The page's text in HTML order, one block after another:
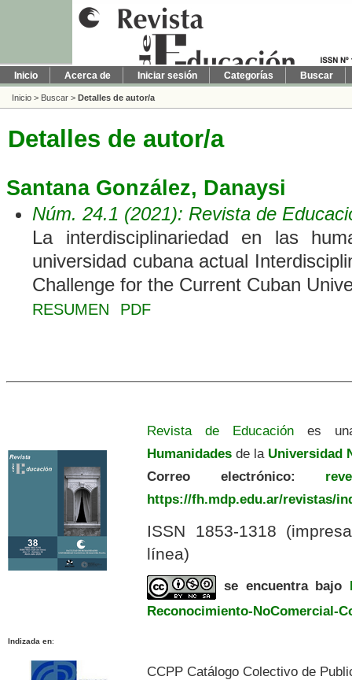
Inicio Acerca de Iniciar sesión Categorías Buscar
Inicio > Buscar > Detalles de autor/a
Detalles de autor/a
Santana González, Danaysi
Núm. 24.1 (2021): Revista de
La interdisciplinariedad en las
universidad cubana actual
Challenge for the Current Cuban
RESUMEN PDF
Revista de Educación es
Humanidades de la Universidad
Correo electrónico:
https://fh.mdp.edu.ar/revistas/
ISSN 1853-1318
línea)
se encuentra bajo
Reconocimiento-NoComercial-
Indizada en:
CCPP Catálogo Colectivo de